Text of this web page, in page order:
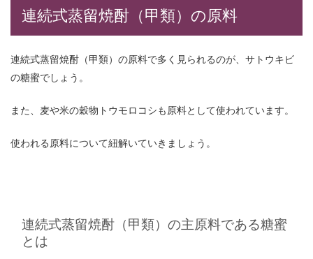
連続式蒸留焼酎（甲類）の原料
連続式蒸留焼酎（甲類）の原料で多く見られるのが、サトウキビ
の糖蜜でしょう。
また、麦や米の穀物トウモロコシも原料として使われています。
使われる原料について紐解いていきましょう。
連続式蒸留焼酎（甲類）の主原料である糖蜜
とは